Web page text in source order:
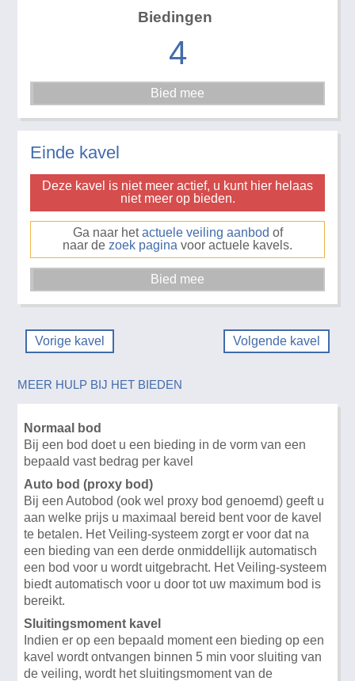
Biedingen
4
Einde kavel
Deze kavel is niet meer actief, u kunt hier helaas
niet meer op bieden.
Ga naar hetactuele veiling aanbod of
naar de zoek pagina voor actuele kavels.
Vorige kavel Volgende kavel
MEER HULP BIJ HET BIEDEN
Normaal bod
Bij een bod doet u een bieding in de vorm van een
bepaald vast bedrag per kavel
Auto bod (proxy bod)
Bij een Autobod (ook wel proxy bod genoemd) geeft u
aan welke prijs u maximaal bereid bent voor de kavel
te betalen. Het Veiling-systeem zorgt er voor dat na
een bieding van een derde onmiddellijk automatisch
een bod voor u wordt uitgebracht. Het Veiling-systeem
biedt automatisch voor u door tot uw maximum bod is
bereikt.
Sluitingsmoment kavel
Indien er op een bepaald moment een bieding op een
kavel wordt ontvangen binnen 5 min voor sluiting van
de veiling, wordt het sluitingsmoment van de